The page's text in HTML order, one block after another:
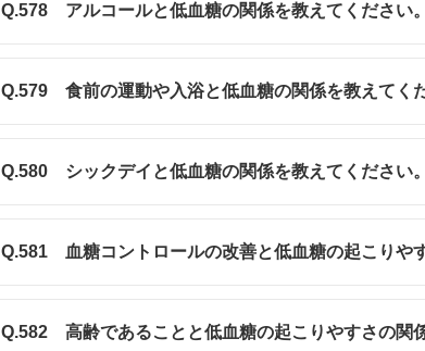
Q.578 アルコールと低血糖の関係を教えてください。
Q.579 食前の運動や入浴と低血糖の関係を教えてくだ
Q.580 シックデイと低血糖の関係を教えてください。
Q.581 血糖コントロールの改善と低血糖の起こりや
Q.582 高齢であることと低血糖の起こりやすさの関